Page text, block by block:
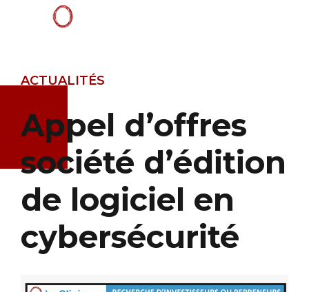
ACTUALITÉS
Appel d’offres
société d’édition
de logiciel en
cybersécurité